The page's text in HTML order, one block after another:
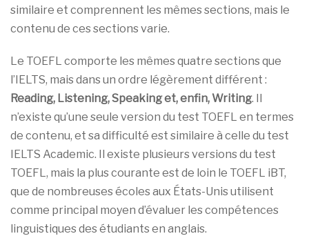
similaire et comprennent les mêmes sections, mais le
contenu de ces sections varie.
Le TOEFL comporte les mêmes quatre sections que
l’IELTS, mais dans un ordre légèrement différent :
Reading, Listening, Speaking et, enfin, Writing. Il
n’existe qu’une seule version du test TOEFL en termes
de contenu, et sa difficulté est similaire à celle du test
IELTS Academic. Il existe plusieurs versions du test
TOEFL, mais la plus courante est de loin le TOEFL iBT,
que de nombreuses écoles aux États-Unis utilisent
comme principal moyen d’évaluer les compétences
linguistiques des étudiants en anglais.